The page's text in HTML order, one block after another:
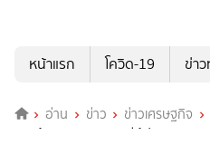
หน้าแรก
โควิด-19 ข่า
อ่าน ข่าว ข่าวเศรษฐกิจ
ตามข้อเสนอเอกชน เวทีผู้ประกอบก